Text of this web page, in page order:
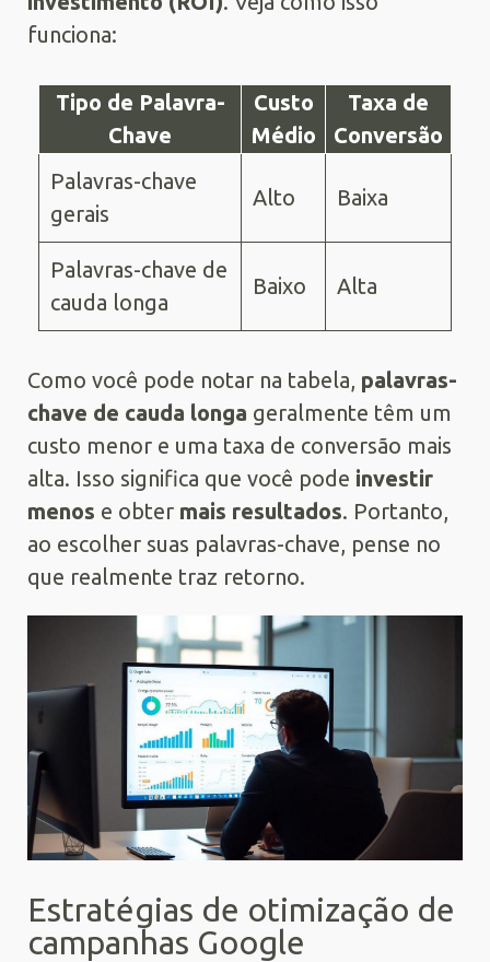
funciona:
Tipo de Palavra-
Chave
Custo
Médio
Taxa de
Conversão
Palavras-chave
gerais
Alto Baixa
Palavras-chave de
cauda longa
Baixo Alta
Como você pode notar na tabela, palavras-
chave de cauda longa geralmente têm um
custo menor e uma taxa de conversão mais
alta. Isso significa que você pode investir
menos e obter mais resultados. Portanto,
ao escolher suas palavras-chave, pense no
que realmente traz retorno.
Estratégias de otimização de
campanhas Google